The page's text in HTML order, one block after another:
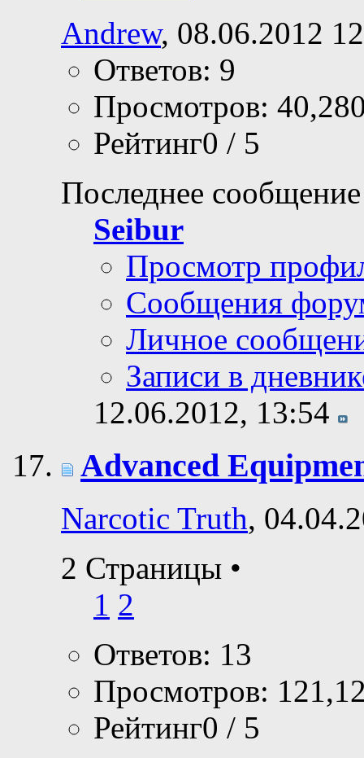
Andrew, 08.06.2012
Ответов: 9
Просмотров:
Рейтинг0 / 5
Последнее
Seibur
Просмотр
Сообщения
Личное
Записи в
12.06.2012, 13:54
Advanced
Narcotic Truth,
2 Страницы •
1 2
Ответов: 13
Просмотров:
Рейтинг0 / 5